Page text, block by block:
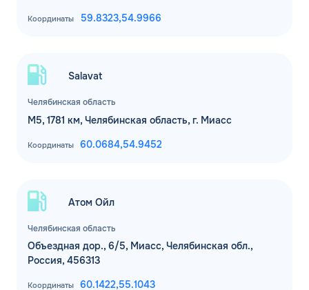
Координаты 59.8323,54.9966
Челябинская область
Salavat
М5, 1781 км, Челябинская область, г. Миасс
Координаты 60.0684,54.9452
Челябинская область
Атом Ойл
Объездная дор., 6/5, Миасс, Челябинская обл.,
Россия, 456313
Координаты 60.1422,55.1043